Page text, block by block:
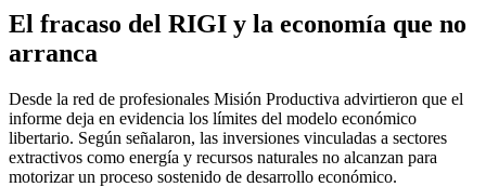
El fracaso del RIGI y la economía que no
arranca
Desde la red de profesionales Misión Productiva advirtieron que el
informe deja en evidencia los límites del modelo económico
libertario. Según señalaron, las inversiones vinculadas a sectores
extractivos como energía y recursos naturales no alcanzan para
motorizar un proceso sostenido de desarrollo económico.